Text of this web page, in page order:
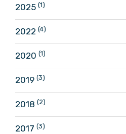
2025 (1)
2022 (4)
2020 (1)
2019 (3)
2018 (2)
2017 (3)